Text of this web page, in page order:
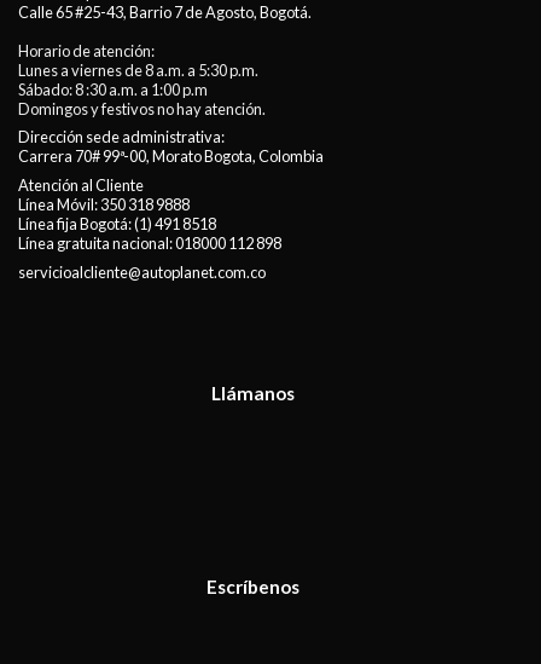
Calle 65 #25-43, Barrio 7 de Agosto, Bogotá.
Horario de atención:
Lunes a viernes de 8 a.m. a 5:30 p.m.
Sábado: 8 :30 a.m. a 1:00 p.m
Domingos y festivos no hay atención.
Dirección sede administrativa:
Carrera 70# 99ª-00, Morato Bogota, Colombia
Atención al Cliente
Línea Móvil:350 318 9888
Línea fija Bogotá:(1) 491 8518
Línea gratuita nacional:018000 112 898
servicioalcliente@autoplanet.com.co
Llámanos
Escríbenos